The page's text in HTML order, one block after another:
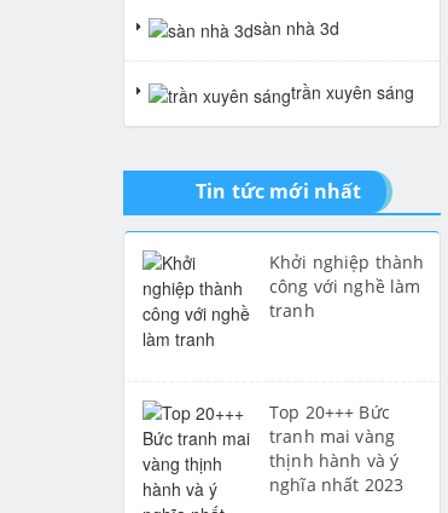
gió
tranh giả ngọc
sàn nhà 3d
trần xuyên sáng
Tin tức mới nhất
Khởi nghiệp thành
công với nghề làm
tranh
Top 20+++ Bức
tranh mai vàng
thịnh hành và ý
nghĩa nhất 2023